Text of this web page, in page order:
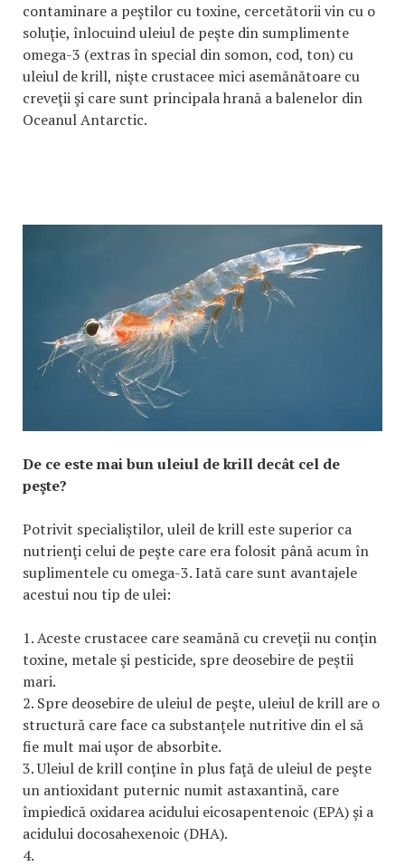
contaminare a peştilor cu toxine, cercetătorii vin cu o
soluţie, înlocuind uleiul de peşte din sumplimente
omega-3 (extras în special din somon, cod, ton) cu
uleiul de krill, nişte crustacee mici asemănătoare cu
creveţii şi care sunt principala hrană a balenelor din
Oceanul Antarctic.
De ce este mai bun uleiul de krill decât cel de
peşte?
Potrivit specialiştilor, uleil de krill este superior ca
nutrienţi celui de peşte care era folosit până acum în
suplimentele cu omega-3. Iată care sunt avantajele
acestui nou tip de ulei:
1. Aceste crustacee care seamănă cu creveţii nu conţin
toxine, metale şi pesticide, spre deosebire de peştii
mari.
2. Spre deosebire de uleiul de peşte, uleiul de krill are o
structură care face ca substanţele nutritive din el să
fie mult mai uşor de absorbite.
3. Uleiul de krill conţine în plus faţă de uleiul de peşte
un antioxidant puternic numit astaxantină, care
împiedică oxidarea acidului eicosapentenoic (EPA) şi a
acidului docosahexenoic (DHA).
4.